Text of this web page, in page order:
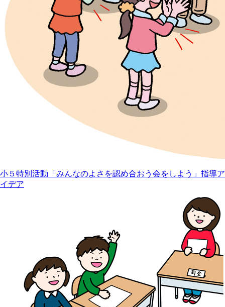
小５特別活動「みんなのよさを認め合おう会をしよう」指導ア
イデア